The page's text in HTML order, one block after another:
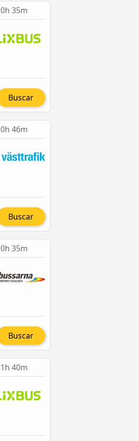
0h 35m
Buscar
0h 46m
Buscar
0h 35m
Buscar
1h 40m